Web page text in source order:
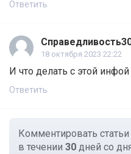
Ответить
18 октября 2023 22:22
И что делать с этой инфой
Ответить
Комментировать
в течении 30 дней со